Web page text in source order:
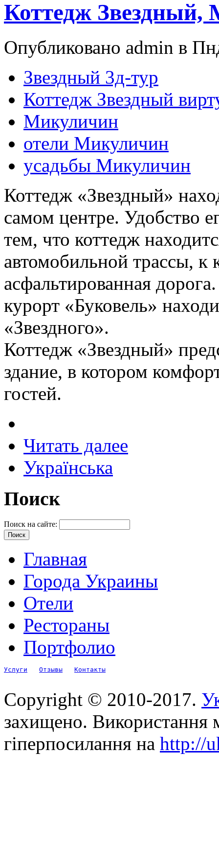
Коттедж Звездный,
Опубликовано admin в
Звездный 3д-тур
Коттедж Звездный
Микуличин
отели Микуличин
усадьбы Микуличин
Коттедж «Звездный»
самом центре. Удобство
тем, что коттедж
автомобильной трассы, к
асфальтированная
курорт «Буковель»
«Звездного».
Коттедж «Звездный»
здание, в котором
гостей.
Читать далее
Українська
Поиск
Поиск на сайте:
Главная
Города Украины
Отели
Рестораны
Портфолио
Услуги Отзывы Контакты
Copyright © 2010-2017.
захищено. Використання
гіперпосилання на http://